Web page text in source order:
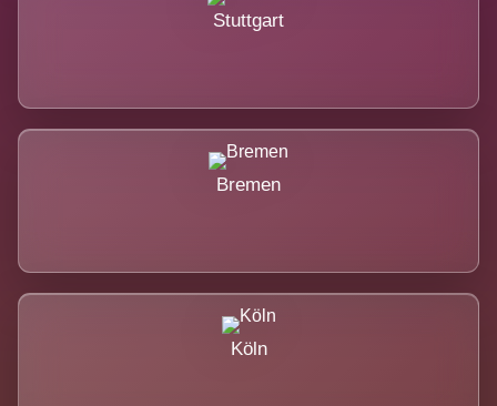
Stuttgart
Bremen
Köln